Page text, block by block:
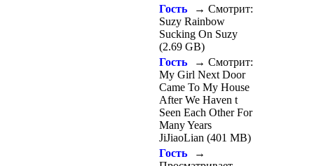
Гость
→ Смотрит:
Suzy Rainbow
Sucking On Suzy
(2.69 GB)
Гость
→ Смотрит:
My Girl Next Door
Came To My House
After We Haven t
Seen Each Other For
Many Years
JiJiaoLian (401 MB)
Гость
→